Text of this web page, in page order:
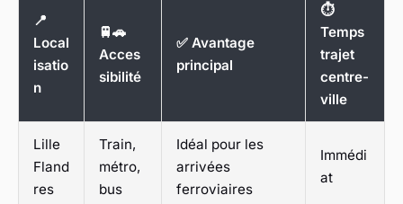
📍
Local
isatio
n
🚆🚗
Acces
sibilité
✅ Avantage
principal
⏱️
Temps
trajet
centre-
ville
Lille
Fland
res
Train,
métro,
bus
Idéal pour les
arrivées
ferroviaires
Immédi
at